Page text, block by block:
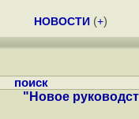
НОВОСТИ (+)
поиск
"Новое